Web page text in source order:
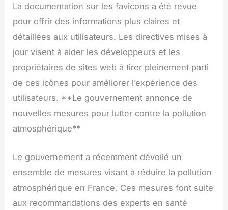
La documentation sur les favicons a été revue
pour offrir des informations plus claires et
détaillées aux utilisateurs. Les directives mises à
jour visent à aider les développeurs et les
propriétaires de sites web à tirer pleinement parti
de ces icônes pour améliorer l’expérience des
utilisateurs. **Le gouvernement annonce de
nouvelles mesures pour lutter contre la pollution
atmosphérique**
Le gouvernement a récemment dévoilé un
ensemble de mesures visant à réduire la pollution
atmosphérique en France. Ces mesures font suite
aux recommandations des experts en santé